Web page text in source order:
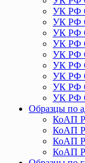
УК РФ
УК РФ
УК РФ
УК РФ
УК РФ
УК РФ
УК РФ
УК РФ
УК РФ
Образцы по
КоАП
КоАП
КоАП
КоАП